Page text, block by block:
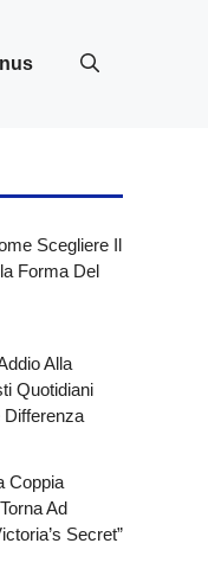
Scegliere Il
Forma Del
Alla
Quotidiani
Differenza
Coppia
Ad
Secret”